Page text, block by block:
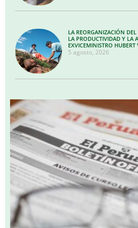
LA REORGANIZACIÓN
LA PRODUCTIVIDAD Y LA
EXVICEMINISTRO HUBERT
5 agosto, 2026